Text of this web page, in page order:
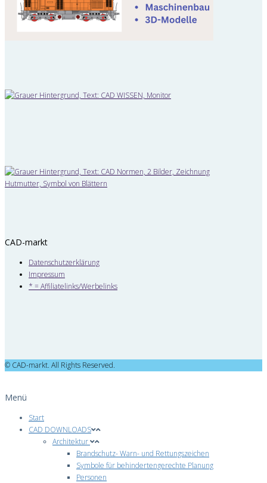
CAD-markt
Datenschutzerklärung
Impressum
* = Affiliatelinks/Werbelinks
© CAD-markt. All Rights Reserved.
Menü
Start
CAD DOWNLOADS
Architektur
Brandschutz- Warn- und Rettungszeichen
Symbole für behindertengerechte Planung
Personen